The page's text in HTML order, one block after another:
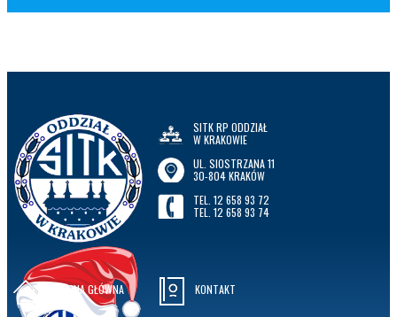
SITK RP ODDZIAŁ
W KRAKOWIE
UL. SIOSTRZANA 11
30-804 KRAKÓW
TEL. 12 658 93 72
TEL. 12 658 93 74
STRONA GŁÓWNA KONTAKT